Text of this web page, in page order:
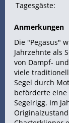
Tagesgäste:
Anmerkungen
Die "Pegasus"
Jahrzehnte als
von Dampf-
viele
Segel durch
beförderte
Segelrigg. Im